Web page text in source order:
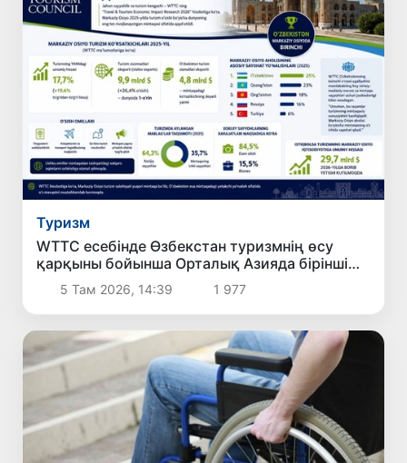
Туризм
WTTC есебінде Өзбекстан туризмнің өсу
қарқыны бойынша Орталық Азияда бірінші
орынға шықты
5 Там 2026, 14:39 1 977